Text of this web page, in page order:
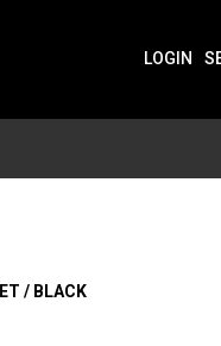
LOGIN
/ BLACK